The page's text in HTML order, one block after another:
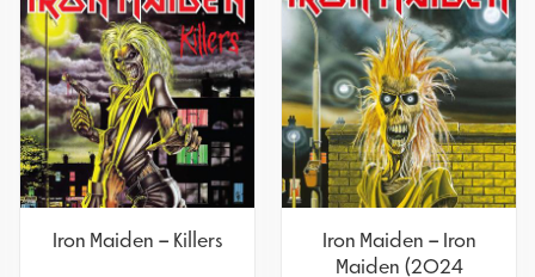
Iron Maiden – Iron
Maiden (2024
Iron Maiden – Killers